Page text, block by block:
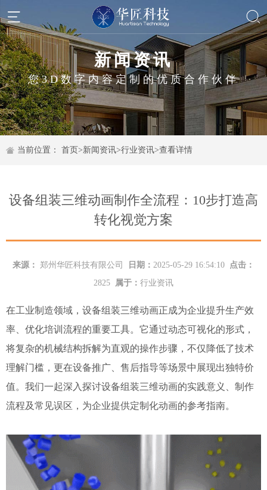
新闻资讯
您3D数字内容定制的优质合作伙伴
当前位置： 首页>新闻资讯>行业资讯>查看详情
设备组装三维动画制作全流程：10步打造高
转化视觉方案
来源： 郑州华匠科技有限公司 日期： 2025-05-29 16:54:10
点击：
2825
属于： 行业资讯
在工业制造领域，设备组装三维动画正成为企业提升生产效
率、优化培训流程的重要工具。它通过动态可视化的形式，
将复杂的机械结构拆解为直观的操作步骤，不仅降低了技术
理解门槛，更在设备推广、售后指导等场景中展现出独特价
值。我们一起深入探讨设备组装三维动画的实践意义、制作
流程及常见误区，为企业提供定制化动画的参考指南。